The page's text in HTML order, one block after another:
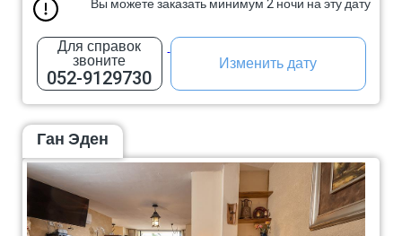
Вы можете заказать минимум 2 ночи на эту дату
Для справок
звоните
052-9129730
Изменить дату
Ган Эден